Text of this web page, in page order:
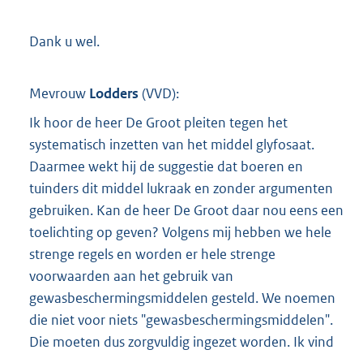
Dank u wel.
Mevrouw Lodders (VVD):
Ik hoor de heer De Groot pleiten tegen het
systematisch inzetten van het middel glyfosaat.
Daarmee wekt hij de suggestie dat boeren en
tuinders dit middel lukraak en zonder argumenten
gebruiken. Kan de heer De Groot daar nou eens een
toelichting op geven? Volgens mij hebben we hele
strenge regels en worden er hele strenge
voorwaarden aan het gebruik van
gewasbeschermingsmiddelen gesteld. We noemen
die niet voor niets "gewasbeschermingsmiddelen".
Die moeten dus zorgvuldig ingezet worden. Ik vind